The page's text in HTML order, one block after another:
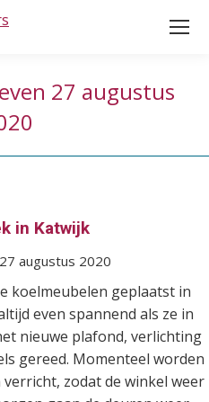
27 augustus
in Katwijk
27 augustus 2020
koelmeubelen geplaatst in
even spannend als ze in
nieuwe plafond, verlichting
gereed. Momenteel worden
zodat de winkel weer